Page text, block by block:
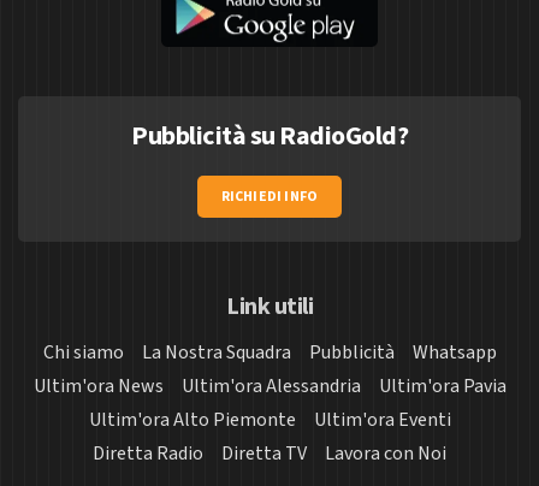
Pubblicità su RadioGold?
RICHIEDI INFO
Link utili
Chi siamo La Nostra Squadra Pubblicità
Whatsapp
Ultim'ora News
Ultim'ora Alessandria
Ultim'ora Pavia
Ultim'ora Alto Piemonte
Ultim'ora Eventi
Diretta Radio
Diretta TV Lavora con Noi